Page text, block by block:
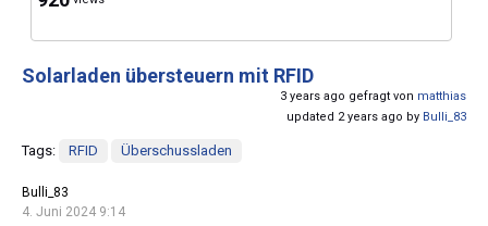
Solarladen übersteuern mit RFID
3 years ago gefragt von matthias
updated 2 years ago by Bulli_83
Tags: RFID Überschussladen
Bulli_83
4. Juni 2024 9:14